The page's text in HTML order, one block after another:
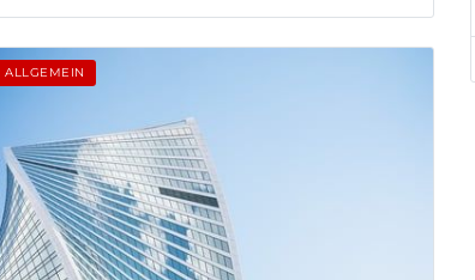
ALLGEMEIN